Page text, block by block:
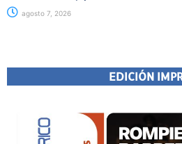
agosto 7, 2026
EDICIÓN